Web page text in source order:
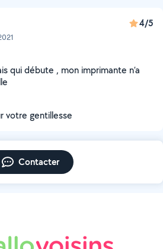
4/5
qui débute , mon imprimante n’a
votre gentillesse
Contacter